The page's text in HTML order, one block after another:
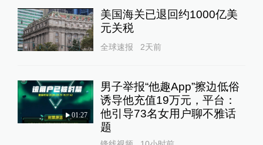
美国海关已退回约1000亿美
元关税
全球速报 2天前
01:27
男子举报“他趣App”擦边低俗
诱导他充值19万元，平台：
他引导73名女用户聊不雅话
题